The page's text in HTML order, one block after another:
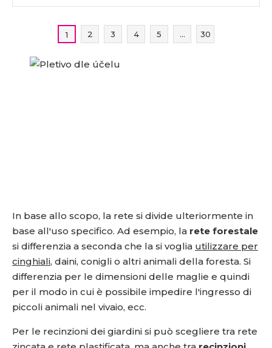
1 2 3 4 5 ... 30
In base allo scopo, la rete si divide ulteriormente in
base all'uso specifico. Ad esempio, la rete forestale
si differenzia a seconda che la si voglia utilizzare per
cinghiali, daini, conigli o altri animali della foresta. Si
differenzia per le dimensioni delle maglie e quindi
per il modo in cui è possibile impedire l'ingresso di
piccoli animali nel vivaio, ecc.
Per le recinzioni dei giardini si può scegliere tra rete